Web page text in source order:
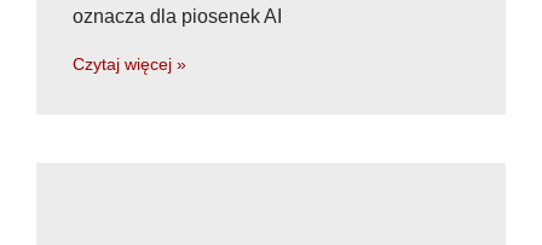
oznacza dla piosenek AI
Czytaj więcej »